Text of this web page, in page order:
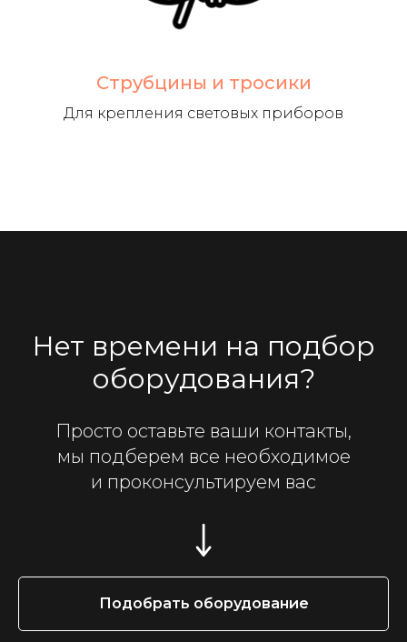
Струбцины и тросики
Для крепления световых приборов
Нет времени на подбор
оборудования?
Просто оставьте ваши контакты,
мы подберем все необходимое
и проконсультируем вас
Подобрать оборудование